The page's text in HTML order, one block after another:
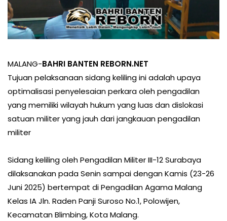
MALANG-BAHRI BANTEN REBORN.NET
Tujuan pelaksanaan sidang keliling ini adalah upaya
optimalisasi penyelesaian perkara oleh pengadilan
yang memiliki wilayah hukum yang luas dan dislokasi
satuan militer yang jauh dari jangkauan pengadilan
militer
Sidang keliling oleh Pengadilan Militer III-12 Surabaya
dilaksanakan pada Senin sampai dengan Kamis (23-26
Juni 2025) bertempat di Pengadilan Agama Malang
Kelas IA Jln. Raden Panji Suroso No.1, Polowijen,
Kecamatan Blimbing, Kota Malang.